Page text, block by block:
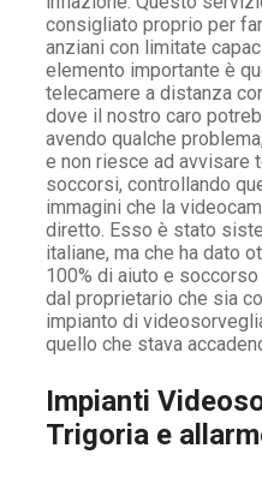
consigliato proprio per
anziani con limitate
elemento importante è
telecamere a distanza
dove il nostro caro
avendo qualche
e non riesce ad avvisare
soccorsi, controllando
immagini che la
diretto. Esso è stato
italiane, ma che ha dato
100% di aiuto e
dal proprietario che sia
impianto di
quello che stava
Impianti
Trigoria e